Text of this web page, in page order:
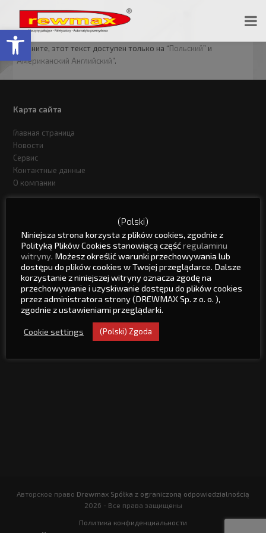
Открыть панель инструментов
Извините, этот текст доступен только на “Польский” и
“Американский Английский”.
Карта сайта
Главная страница
Новости
Сервис
Контактные данные
О компании
Drewmax Общество с ограниченной ответственностью
ul. Strzelecka 5
47-230 Kędzierzyn - Koźle
+48 77 481 01 22
+48 77 307 21 50
drewmax@drewmax.net.pl
Авторское право Drewmax Spółka z ograniczoną odpowiedzialnością
2026 - Все права защищены
Политика конфиденциальности
(Polski)
Niniejsza strona korzysta z plików cookies, zgodnie z
Polityką Plików Cookies stanowiącą częśćregulaminu
witryny. Możesz określić warunki przechowywania lub
dostępu do plików cookies w Twojej przeglądarce. Dalsze
korzystanie z niniejszej witryny oznacza zgodę na
przechowywanie i uzyskiwanie dostępu do plików cookies
przez administratora strony (DREWMAX Sp. z o. o. ),
zgodnie z ustawieniami przeglądarki.
Cookie settings (Polski) Zgoda